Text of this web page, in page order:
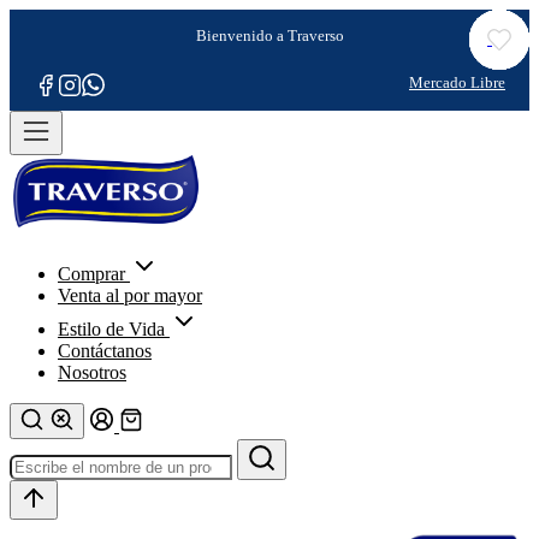
Comprar
Venta al por mayor
Estilo de Vida
Contáctanos
Nosotros